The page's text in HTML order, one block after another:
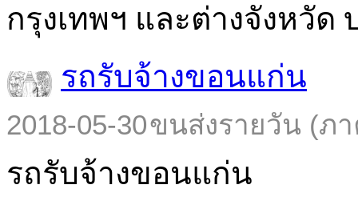
กรุงเทพฯ และต่างจังหวัด
รถรับจ้างขอนแก่น
2018-05-30ขนส่งรายวัน (ภ
รถรับจ้างขอนแก่น